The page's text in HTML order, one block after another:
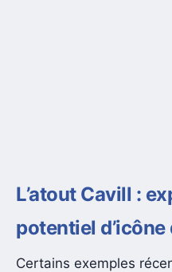
L’atout Cavill :
potentiel d’icône
Certains exemples